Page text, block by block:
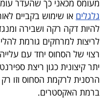
מעומס מכאני כך שהעדר
גלגלים או שימוש בקביים
להיות דקה רקה ושבירה
לריצות למרחקים גורמת להליך
רצוי של הסחוס יחד עם
יתר קיצונית כגון ריצת
הרסנית לרקמת הסחוס וזו
ברמת האקסטרים.